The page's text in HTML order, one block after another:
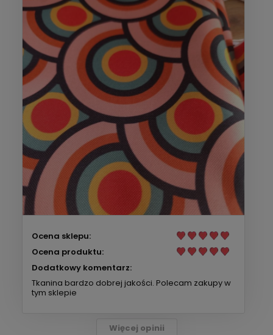
Ocena sklepu:
Ocena produktu:
Dodatkowy komentarz:
Tkanina bardzo dobrej jakości. Polecam zakupy w
tym sklepie
Więcej opinii